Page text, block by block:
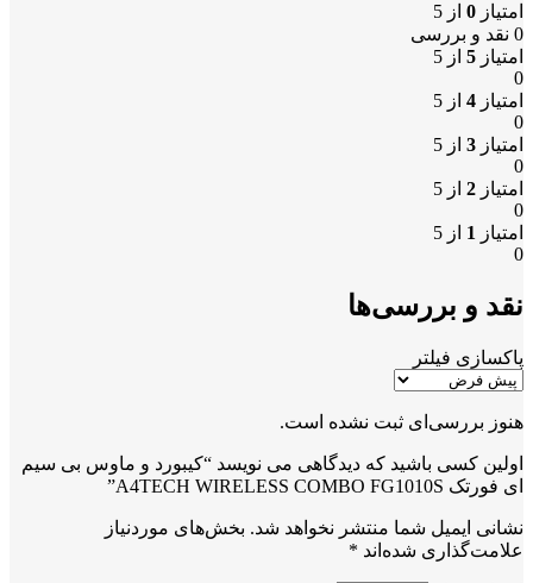
امتیاز 0 از 5
0 نقد و بررسی
امتیاز 5 از 5
0
امتیاز 4 از 5
0
امتیاز 3 از 5
0
امتیاز 2 از 5
0
امتیاز 1 از 5
0
نقد و بررسی‌ها
پاکسازی فیلتر
هنوز بررسی‌ای ثبت نشده است.
اولین کسی باشید که دیدگاهی می نویسد “کیبورد و ماوس بی سیم
ای فورتک A4TECH WIRELESS COMBO FG1010S”
نشانی ایمیل شما منتشر نخواهد شد. بخش‌های موردنیاز
علامت‌گذاری شده‌اند *